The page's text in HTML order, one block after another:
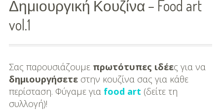
Διασκέδαση
Βάπτιση
Οργάνωση
Βάπτισης
Δημιουργική Κουζίνα – Food art
vol.1
Σας παρουσιάζουμε πρωτότυπες ιδέες για να
δημιουργήσετεστην κουζίνα σας για κάθε
περίσταση. Φύγαμε για food art (δείτε τη
συλλογή)!